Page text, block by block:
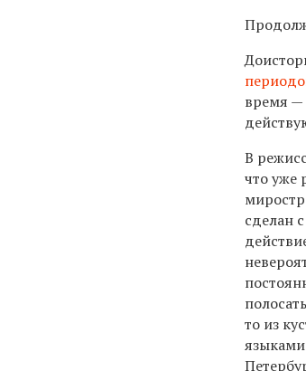
время —
В
что уже
сделан
то из